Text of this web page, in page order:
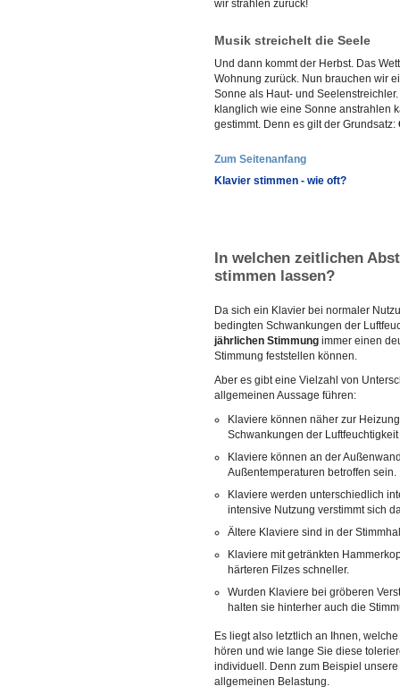
wir strahlen zurück!
Musik streichelt die Seele
Und dann kommt der Herbst. Das
Wohnung zurück. Nun brauchen wir
Sonne als Haut- und
klanglich wie eine Sonne anstrahlen
gestimmt. Denn es gilt der Grundsatz:
Zum Seitenanfang
Klavier stimmen - wie oft?
In welchen zeitlichen
stimmen lassen?
Da sich ein Klavier bei normaler
bedingten Schwankungen der
jährlichen Stimmung immer einen
Stimmung feststellen können.
Aber es gibt eine Vielzahl von
allgemeinen Aussage führen:
Klaviere können näher zur
Schwankungen der
Klaviere können an der
Außentemperaturen betroffen sein.
Klaviere werden unterschiedlich
intensive Nutzung verstimmt sich
Ältere Klaviere sind in der
Klaviere mit getränkten
härteren Filzes schneller.
Wurden Klaviere bei gröberen
halten sie hinterher auch die
Es liegt also letztlich an Ihnen,
hören und wie lange Sie diese
individuell. Denn zum Beispiel
allgemeinen Belastung.